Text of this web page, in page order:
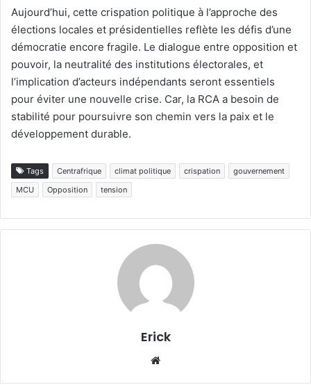
Aujourd’hui, cette crispation politique à l’approche des
élections locales et présidentielles reflète les défis d’une
démocratie encore fragile. Le dialogue entre opposition et
pouvoir, la neutralité des institutions électorales, et
l’implication d’acteurs indépendants seront essentiels
pour éviter une nouvelle crise. Car, la RCA a besoin de
stabilité pour poursuivre son chemin vers la paix et le
développement durable.
Tags Centrafrique climat politique crispation
gouvernement
MCU
Opposition tension
Erick